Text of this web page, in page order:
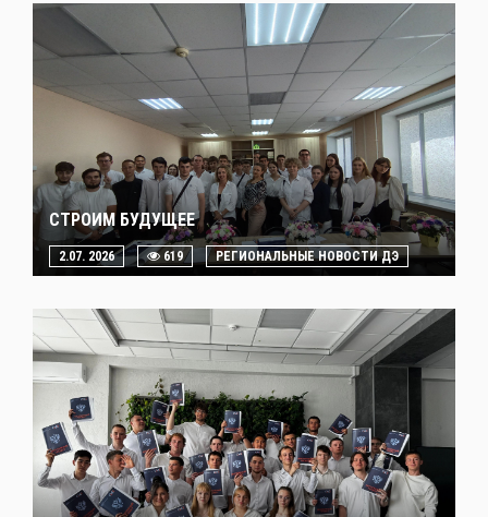
СТРОИМ БУДУЩЕЕ
2.07. 2026 619 РЕГИОНАЛЬНЫЕ НОВОСТИ ДЭ